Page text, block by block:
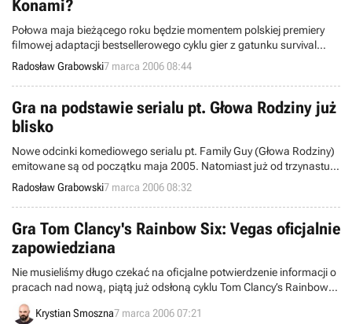
Konami?
Połowa maja bieżącego roku będzie momentem polskiej premiery
filmowej adaptacji bestsellerowego cyklu gier z gatunku survival
horror o nazwie Silent Hill. Ostatnia jak dotąd część owej serii,
oznaczona cyfrą 4 i podtytułem The Room, pojawiła się we wrześniu
2004. Jednakże ludzie z firmy Konami najprawdopodobniej już
szykują kolejną odsłonę „Cichego Wzgórza”.
Radosław Grabowski7 marca 2006 08:44
Gra na podstawie serialu pt. Głowa Rodziny już
blisko
Nowe odcinki komediowego serialu pt. Family Guy (Głowa Rodziny)
emitowane są od początku maja 2005. Natomiast już od trzynastu
miesięcy wiemy, iż ma powstać gra na podstawie owego
popularnego animowanego cyklu. Dziś dysponujemy garścią
świeżych informacji na ten temat.
Radosław Grabowski7 marca 2006 08:32
Gra Tom Clancy's Rainbow Six: Vegas oficjalnie
zapowiedziana
Nie musieliśmy długo czekać na oficjalne potwierdzenie informacji o
pracach nad nową, piątą już odsłoną cyklu Tom Clancy’s Rainbow
Six. Produkt, który nosi podtytuł Vegas, został wczoraj
zapowiedziany przez koncern UbiSoft.
Krystian Smoszna7 marca 2006 07:21